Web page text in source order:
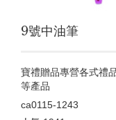
9號中油筆
寶禮贈品專營各式禮
等產品
ca0115-1243